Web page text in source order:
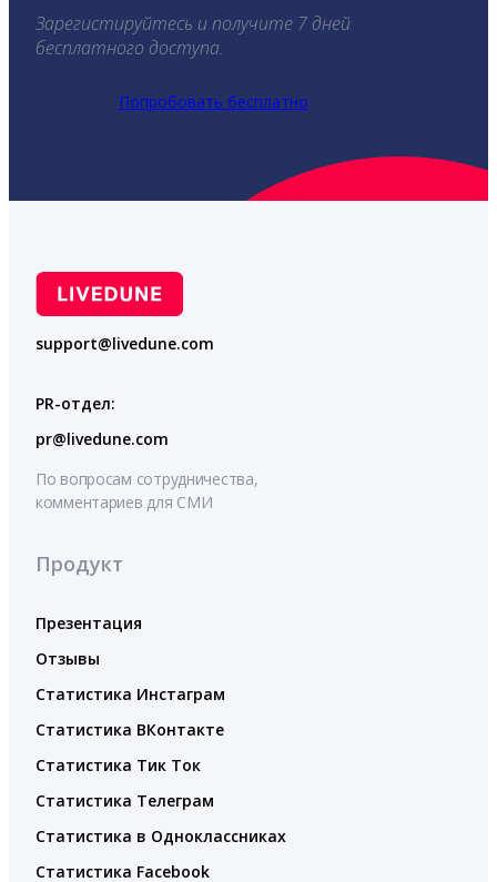
Зарегистируйтесь и получите 7 дней
бесплатного доступа.
Попробовать бесплатно
support@livedune.com
PR-отдел:
pr@livedune.com
По вопросам сотрудничества,
комментариев для СМИ
Продукт
Презентация
Отзывы
Статистика Инстаграм
Статистика ВКонтакте
Статистика Тик Ток
Статистика Телеграм
Статистика в Одноклассниках
Статистика Facebook